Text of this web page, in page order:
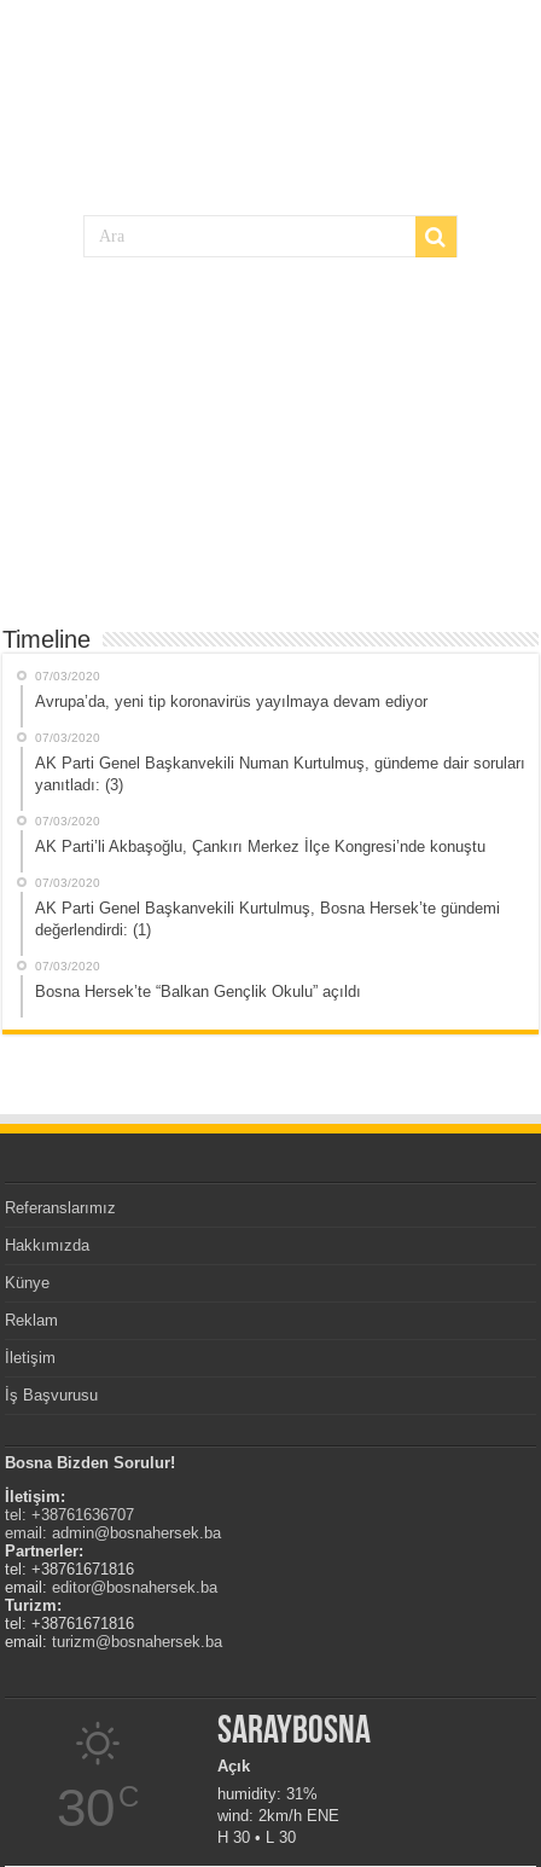
Timeline
07/03/2020
Avrupa’da, yeni tip koronavirüs yayılmaya devam ediyor
07/03/2020
AK Parti Genel Başkanvekili Numan Kurtulmuş, gündeme dair soruları
yanıtladı: (3)
07/03/2020
AK Parti’li Akbaşoğlu, Çankırı Merkez İlçe Kongresi’nde konuştu
07/03/2020
AK Parti Genel Başkanvekili Kurtulmuş, Bosna Hersek’te gündemi
değerlendirdi: (1)
07/03/2020
Bosna Hersek’te “Balkan Gençlik Okulu” açıldı
Referanslarımız
Hakkımızda
Künye
Reklam
İletişim
İş Başvurusu
Bosna Bizden Sorulur!
İletişim:
tel: +38761636707
email:admin@bosnahersek.ba
Partnerler:
tel: +38761671816
email:editor@bosnahersek.ba
Turizm:
tel: +38761671816
email:turizm@bosnahersek.ba
30C
Saraybosna
Açık
humidity: 31%
wind: 2km/h ENE
H 30 • L 30